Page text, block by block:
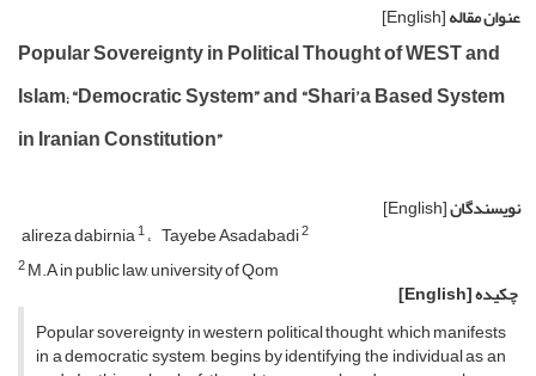
عنوان مقاله[English]
Popular Sovereignty in Political Thought of WEST and
Islam; “Democratic System” and “Shari’a Based System
in Iranian Constitution”
نویسندگان[English]
alireza dabirnia1 Tayebe Asadabadi2
2M.A in public law, university of Qom
چکیده[English]
Popular sovereignty in western political thought, which manifests
in a democratic system, begins by identifying the individual as an